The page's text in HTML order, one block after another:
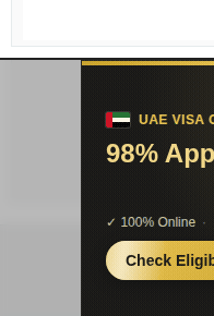
Условия
проект|